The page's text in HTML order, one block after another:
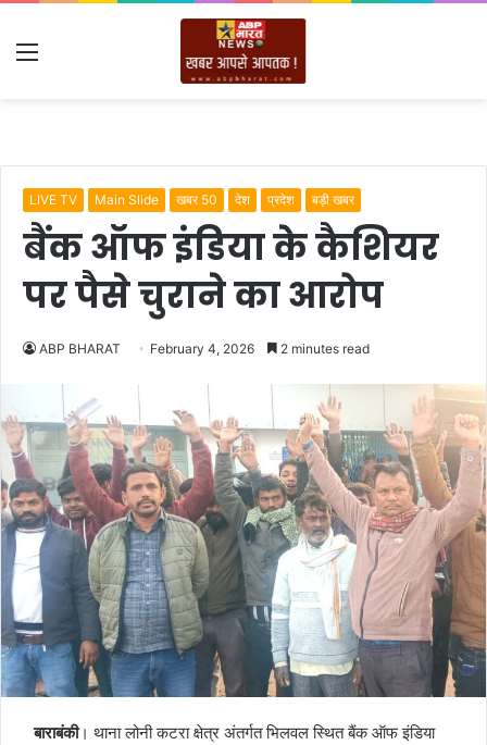
Menu
LIVE TV Main Slide खबर 50 देश प्रदेश बड़ी खबर
बैंक ऑफ इंडिया के कैशियर
पर पैसे चुराने का आरोप
ABP BHARAT February 4, 2026 2 minutes read
बाराबंकी। थाना लोनी कटरा क्षेत्र अंतर्गत भिलवल स्थित बैंक ऑफ इंडिया